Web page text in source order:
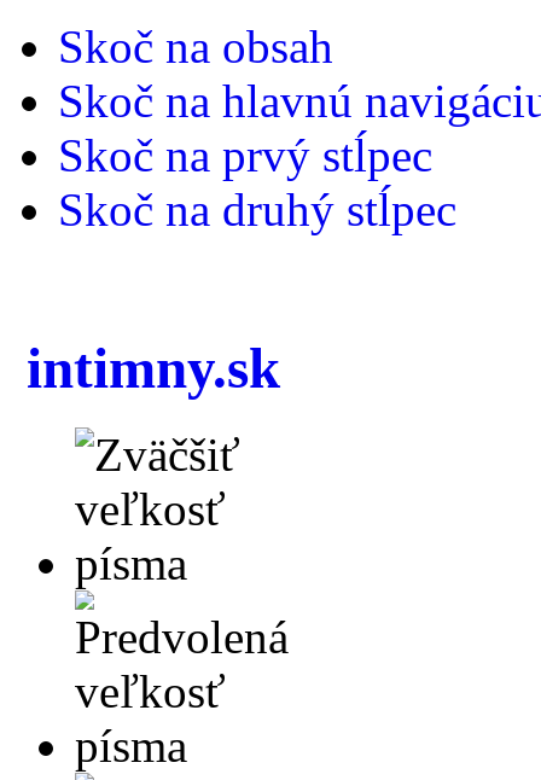
Skoč na obsah
Skoč na hlavnú
Skoč na prvý stĺpec
Skoč na druhý stĺpec
intimny.sk